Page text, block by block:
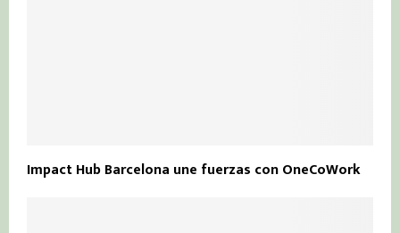
Impact Hub Barcelona une fuerzas con OneCoWork